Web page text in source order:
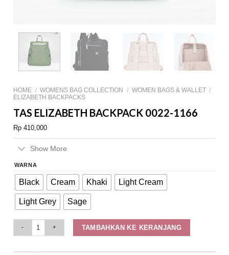
HOME / WOMENS BAG COLLECTION / WOMEN BAGS & WALLET /
ELIZABETH BACKPACKS
TAS ELIZABETH BACKPACK 0022-1166
Rp 410,000
Show More
WARNA
Black Cream Khaki Light Cream
Light Grey Sage
TAMBAHKAN KE KERANJANG